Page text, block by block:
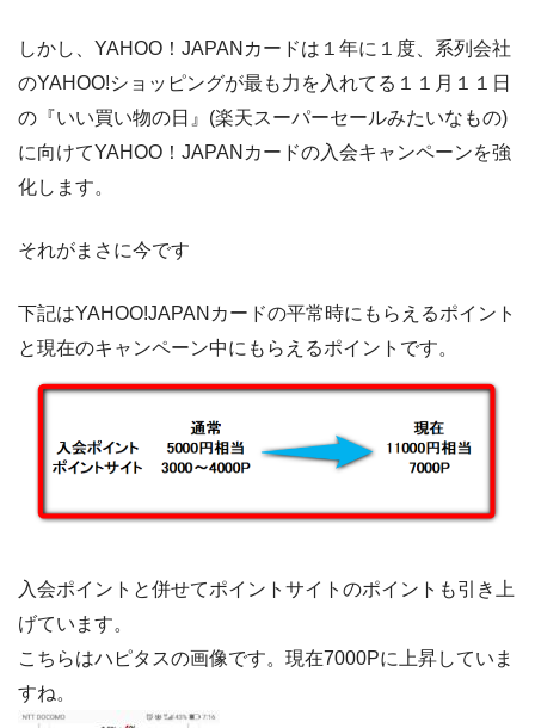
しかし、YAHOO！JAPANカードは１年に１度、系列会社
のYAHOO!ショッピングが最も力を入れてる１１月１１日
の『いい買い物の日』(楽天スーパーセールみたいなもの)
に向けてYAHOO！JAPANカードの入会キャンペーンを強
化します。
それがまさに今です
下記はYAHOO!JAPANカードの平常時にもらえるポイント
と現在のキャンペーン中にもらえるポイントです。
入会ポイントと併せてポイントサイトのポイントも引き上
げています。
こちらはハピタスの画像です。現在7000Pに上昇していま
すね。